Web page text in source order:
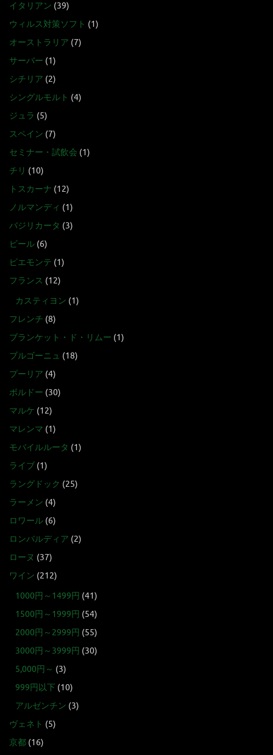
イタリアン (39)
ウィルス対策ソフト (1)
オーストラリア (7)
サーバー (1)
シチリア (2)
シングルモルト (4)
ジュラ (5)
スペイン (7)
セミナー・試飲会 (1)
チリ (10)
トスカーナ (12)
ノルマンディ (1)
バジリカータ (3)
ビール (6)
ピエモンテ (1)
フランス (12)
カスティヨン (1)
フレンチ (8)
ブランケット・ド・リムー (1)
ブルゴーニュ (18)
プーリア (4)
ボルドー (30)
マルケ (12)
マレンマ (1)
モバイルルータ (1)
ライブ (1)
ラングドック (25)
ラーメン (4)
ロワール (6)
ロンバルディア (2)
ローヌ (37)
ワイン (212)
1000円～1499円 (41)
1500円～1999円 (54)
2000円～2999円 (55)
3000円～3999円 (30)
5,000円～ (3)
999円以下 (10)
アルゼンチン (3)
ヴェネト (5)
京都 (16)